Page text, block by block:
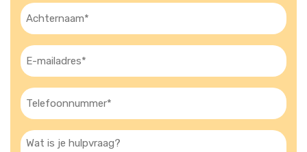
Achternaam
(Vereist)
E-
mailadres
(Vereist)
Telefoon
(Vereist)
Wat